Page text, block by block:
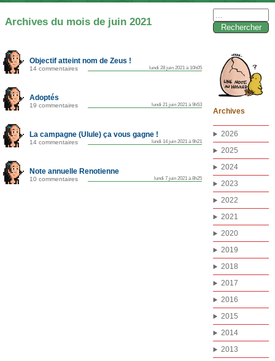
Archives du mois de juin 2021
Objectif atteint nom de Zeus !
14 commentaires lundi 28 juin 2021 à 10h05
Adoptés
19 commentaires lundi 21 juin 2021 à 9h53
La campagne (Ulule) ça vous gagne !
14 commentaires lundi 14 juin 2021 à 9h21
Note annuelle Renotienne
10 commentaires lundi 7 juin 2021 à 8h25
Archives
2026
2025
2024
2023
2022
2021
2020
2019
2018
2017
2016
2015
2014
2013